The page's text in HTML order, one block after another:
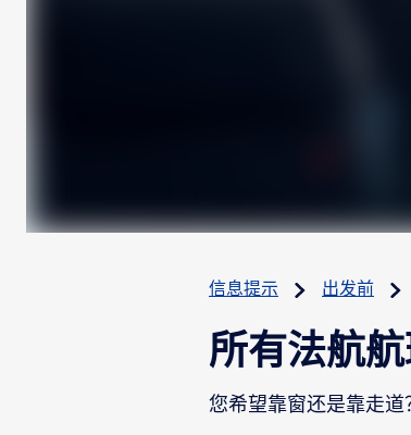
信息提示 出发前
所有法航
您希望靠窗还是靠走道